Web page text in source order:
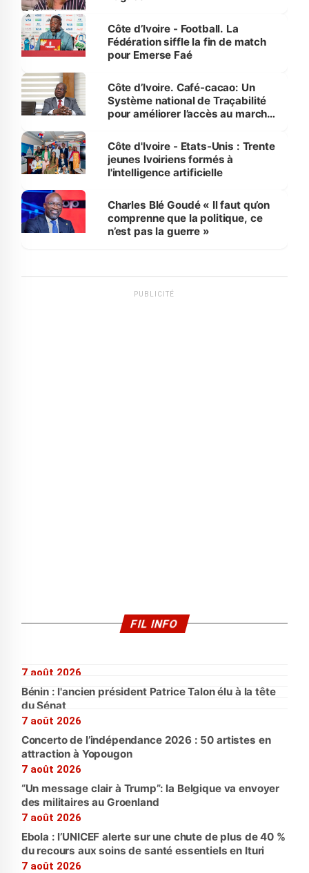
Côte d’Ivoire - Football. La
Fédération siffle la fin de match
pour Emerse Faé
Côte d’Ivoire. Café-cacao: Un
Système national de Traçabilité
pour améliorer l’accès au marché
Côte d'Ivoire - Etats-Unis : Trente
jeunes Ivoiriens formés à
l'intelligence artificielle
Charles Blé Goudé « Il faut qu’on
comprenne que la politique, ce
n’est pas la guerre »
PUBLICITÉ
FIL INFO
7 août 2026
Bénin : l'ancien président Patrice Talon élu à la tête
du Sénat
7 août 2026
Concerto de l’indépendance 2026 : 50 artistes en
attraction à Yopougon
7 août 2026
“Un message clair à Trump”: la Belgique va envoyer
des militaires au Groenland
7 août 2026
Ebola : l’UNICEF alerte sur une chute de plus de 40 %
du recours aux soins de santé essentiels en Ituri
7 août 2026